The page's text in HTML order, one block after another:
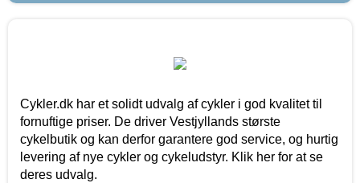
Cykler.dk har et solidt udvalg af cykler i god kvalitet til
fornuftige priser. De driver Vestjyllands største
cykelbutik og kan derfor garantere god service, og hurtig
levering af nye cykler og cykeludstyr. Klik her for at se
deres udvalg.